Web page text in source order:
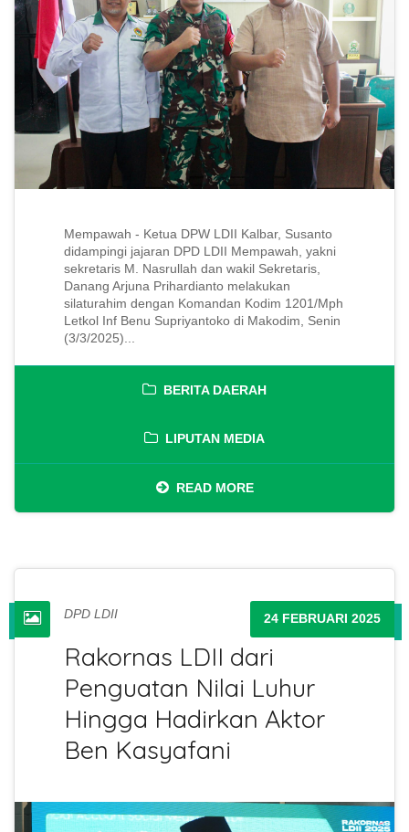
Mempawah - Ketua DPW LDII Kalbar, Susanto
didampingi jajaran DPD LDII Mempawah, yakni
sekretaris M. Nasrullah dan wakil Sekretaris,
Danang Arjuna Prihardianto melakukan
silaturahim dengan Komandan Kodim 1201/Mph
Letkol Inf Benu Supriyantoko di Makodim, Senin
(3/3/2025)...
BERITA DAERAH
LIPUTAN MEDIA
READ MORE
DPD LDII
Rakornas LDII dari
Penguatan Nilai Luhur
Hingga Hadirkan Aktor
Ben Kasyafani
24 FEBRUARI 2025